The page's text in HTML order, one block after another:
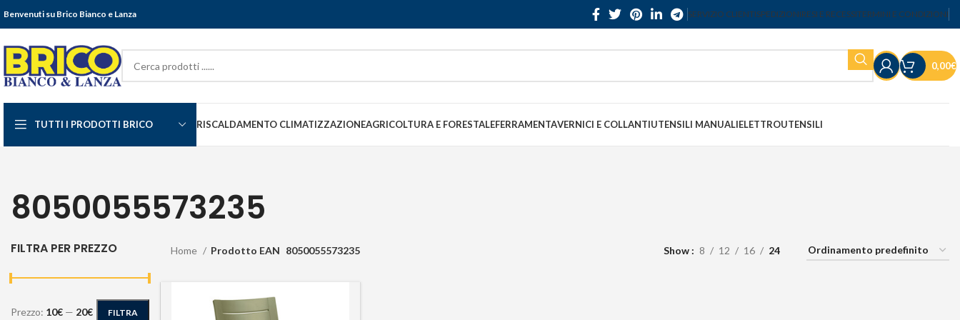
Benvenuti su Brico Bianco e Lanza SERVIZIO CLIENTISPEDIZIONIRESI E RECESSITERMINI E CONDIZIONI
0,00€
TUTTI I PRODOTTI BRICO RISCALDAMENTO CLIMATIZZAZIONEAGRICOLTURA E FORESTALEFERRAMENTAVERNICI E COLLANTIUTENSILI MANUALIELETTROUTENSILI
8050055573235
FILTRA PER PREZZO
FILTRA
Prezzo: 10€ — 20€
Home Prodotto EAN 8050055573235 Show 8 12 16 24